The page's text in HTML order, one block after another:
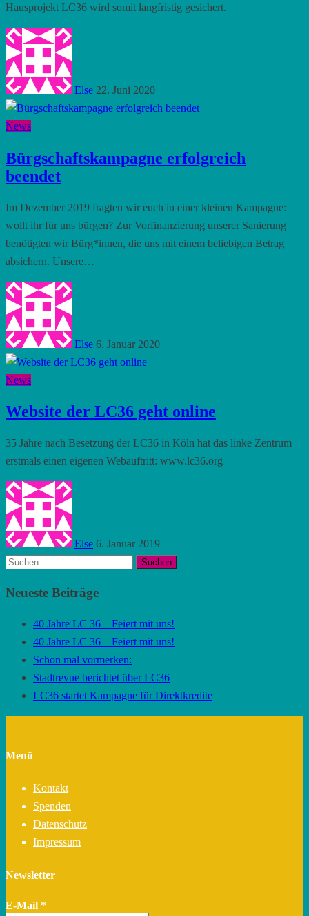
Hausprojekt LC36 wird somit langfristig gesichert.
Else 22. Juni 2020
News
Bürgschaftskampagne erfolgreich
beendet
Im Dezember 2019 fragten wir euch in einer kleinen Kampagne:
wollt ihr für uns bürgen? Zur Vorfinanzierung unserer Sanierung
benötigten wir Bürg*innen, die uns mit einem beliebigen Betrag
absichern. Unsere…
Else 6. Januar 2020
News
Website der LC36 geht online
35 Jahre nach Besetzung der LC36 in Köln hat das linke Zentrum
erstmals einen eigenen Webauftritt: www.lc36.org
Else 6. Januar 2019
Suchen
Neueste Beiträge
40 Jahre LC 36 – Feiert mit uns!
40 Jahre LC 36 – Feiert mit uns!
Schon mal vormerken:
Stadtrevue berichtet über LC36
LC36 startet Kampagne für Direktkredite
Menü
Kontakt
Spenden
Datenschutz
Impressum
Newsletter
E-Mail *